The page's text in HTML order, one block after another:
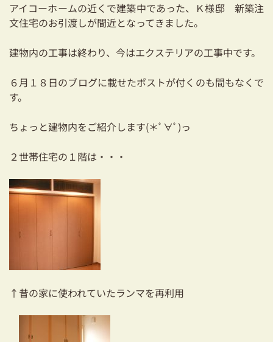
リフォーム・リノベーションをお考えの方
必見！土地からお探しの方へ
資金計画についてのご相談
アイコーホームの近くで建築中であった、Ｋ様邸 新築注
文住宅のお引渡しが間近となってきました。
建物内の工事は終わり、今はエクステリアの工事中です。
６月１８日のブログに載せたポストが付くのも間もなくで
す。
ちょっと建物内をご紹介します(＊ﾟ∀ﾟ)っ
２世帯住宅の１階は・・・
↑昔の家に使われていたランマを再利用